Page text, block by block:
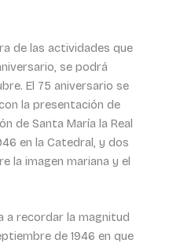
de las actividades que
se podrá
El 75 aniversario se
la presentación de
de Santa María la Real
en la Catedral, y dos
la imagen mariana y el
a recordar la magnitud
de 1946 en que